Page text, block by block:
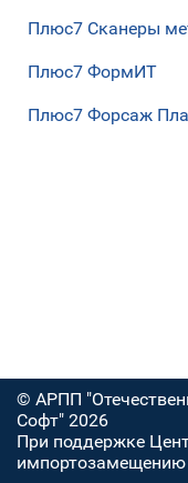
Плюс7 Сканеры
Плюс7 ФормИТ
Плюс7 Форсаж
© АРПП
Софт" 2026
При поддержке